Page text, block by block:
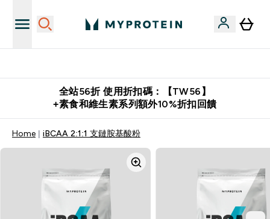
全站56折 使用折扣碼：【TW56】
+素食和維生素系列額外10%折扣回饋
Home iBCAA 2:1:1 支鏈胺基酸粉